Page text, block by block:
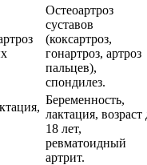
Остеоартроз
суставов
(коксартроз,
гонартроз, артроз
пальцев),
спондилез.
Беременность,
лактация, возраст
18 лет,
ревматоидный
артрит.